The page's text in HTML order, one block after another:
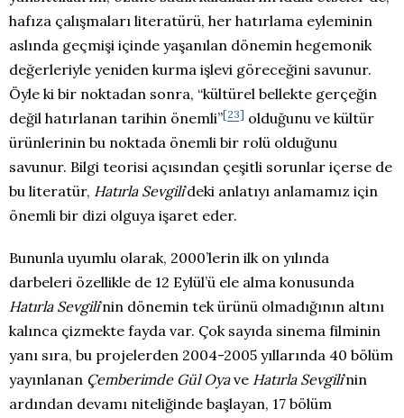
hafıza çalışmaları literatürü, her hatırlama eyleminin
aslında geçmişi içinde yaşanılan dönemin hegemonik
değerleriyle yeniden kurma işlevi göreceğini savunur.
Öyle ki bir noktadan sonra, “kültürel bellekte gerçeğin
değil hatırlanan tarihin önemli”[23] olduğunu ve kültür
ürünlerinin bu noktada önemli bir rolü olduğunu
savunur. Bilgi teorisi açısından çeşitli sorunlar içerse de
bu literatür, Hatırla Sevgili’deki anlatıyı anlamamız için
önemli bir dizi olguya işaret eder.
Bununla uyumlu olarak, 2000’lerin ilk on yılında
darbeleri özellikle de 12 Eylül’ü ele alma konusunda
Hatırla Sevgili’nin dönemin tek ürünü olmadığının altını
kalınca çizmekte fayda var. Çok sayıda sinema filminin
yanı sıra, bu projelerden 2004-2005 yıllarında 40 bölüm
yayınlanan Çemberimde Gül Oyave Hatırla Sevgili’nin
ardından devamı niteliğinde başlayan, 17 bölüm